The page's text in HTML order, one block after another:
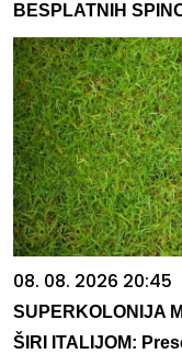
BESPLATNIH
08. 08. 2026 20:45
SUPERKOLONIJA
ŠIRI ITALIJOM: